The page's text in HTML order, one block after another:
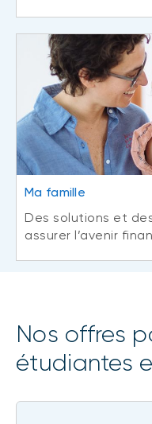
Ma famille
Des solutions et
assurer l’avenir
Nos offres
étudiantes